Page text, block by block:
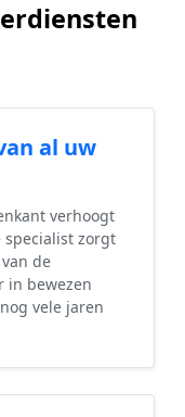
al uw
verhoogt
specialist zorgt
de
in bewezen
vele jaren